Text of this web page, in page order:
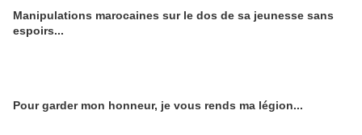
Manipulations marocaines sur le dos de sa jeunesse sans
espoirs...
Pour garder mon honneur, je vous rends ma légion...